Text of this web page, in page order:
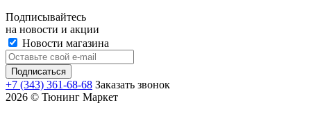
Подписывайтесь
на новости и акции
Новости магазина
+7 (343) 361-68-68 Заказать звонок
2026 © Тюнинг Маркет